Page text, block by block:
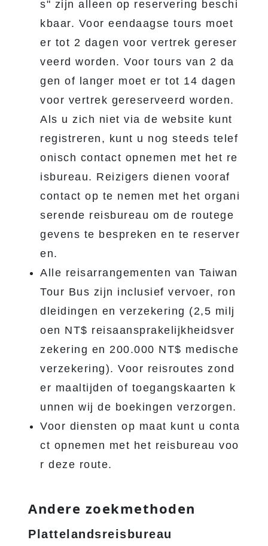
s" zijn alleen op reservering beschi
kbaar. Voor eendaagse tours moet
er tot 2 dagen voor vertrek gereser
veerd worden. Voor tours van 2 da
gen of langer moet er tot 14 dagen
voor vertrek gereserveerd worden.
Als u zich niet via de website kunt
registreren, kunt u nog steeds telef
onisch contact opnemen met het re
isbureau. Reizigers dienen vooraf
contact op te nemen met het organi
serende reisbureau om de routege
gevens te bespreken en te reserver
en.
Alle reisarrangementen van Taiwan
Tour Bus zijn inclusief vervoer, ron
dleidingen en verzekering (2,5 milj
oen NT$ reisaansprakelijkheidsver
zekering en 200.000 NT$ medische
verzekering). Voor reisroutes zond
er maaltijden of toegangskaarten k
unnen wij de boekingen verzorgen.
Voor diensten op maat kunt u conta
ct opnemen met het reisbureau voo
r deze route.
Andere zoekmethoden
Plattelandsreisbureau